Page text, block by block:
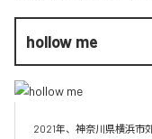
hollow me
2021年、神奈川県横浜市